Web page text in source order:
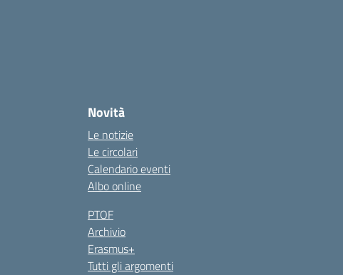
Novità
Le notizie
Le circolari
Calendario eventi
Albo online
PTOF
Archivio
Erasmus+
Tutti gli argomenti